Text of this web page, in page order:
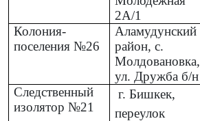
2А/1
Колония-
поселения №26
Аламудунский
район, с.
Молдовановка,
ул. Дружба б/н
Следственный
изолятор №21
г. Бишкек,
переулок